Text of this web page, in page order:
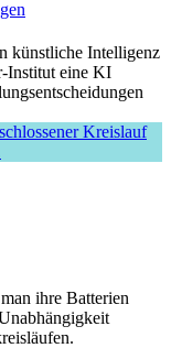
künstliche Intelligenz
Institut eine KI
ihre Batterien